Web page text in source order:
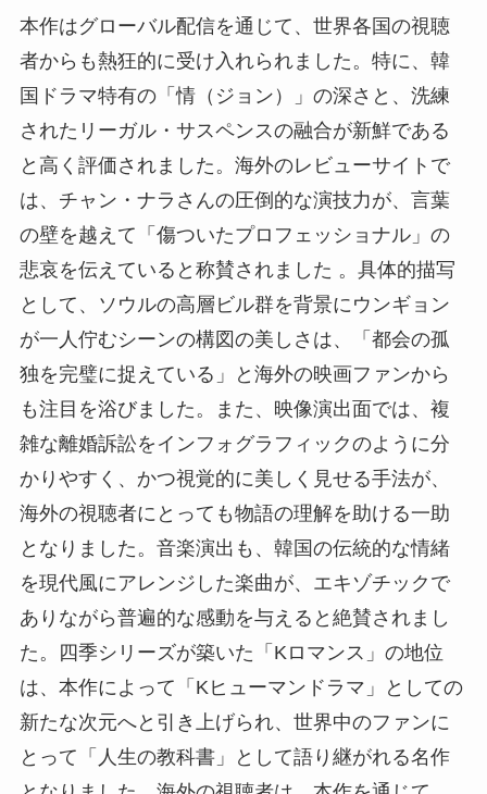
本作はグローバル配信を通じて、世界各国の視聴
者からも熱狂的に受け入れられました。特に、韓
国ドラマ特有の「情（ジョン）」の深さと、洗練
されたリーガル・サスペンスの融合が新鮮である
と高く評価されました。海外のレビューサイトで
は、チャン・ナラさんの圧倒的な演技力が、言葉
の壁を越えて「傷ついたプロフェッショナル」の
悲哀を伝えていると称賛されました 。具体的描写
として、ソウルの高層ビル群を背景にウンギョン
が一人佇むシーンの構図の美しさは、「都会の孤
独を完璧に捉えている」と海外の映画ファンから
も注目を浴びました。また、映像演出面では、複
雑な離婚訴訟をインフォグラフィックのように分
かりやすく、かつ視覚的に美しく見せる手法が、
海外の視聴者にとっても物語の理解を助ける一助
となりました。音楽演出も、韓国の伝統的な情緒
を現代風にアレンジした楽曲が、エキゾチックで
ありながら普遍的な感動を与えると絶賛されまし
た。四季シリーズが築いた「Kロマンス」の地位
は、本作によって「Kヒューマンドラマ」としての
新たな次元へと引き上げられ、世界中のファンに
とって「人生の教科書」として語り継がれる名作